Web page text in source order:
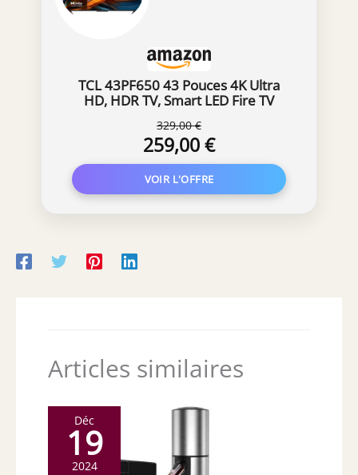
TCL 43PF650 43 Pouces 4K Ultra
HD, HDR TV, Smart LED Fire TV
HDR 10, Alexa intégré, Airplay2,
Miracast)
329,00 €
259,00 €
Articles similaires
Déc
19
2024